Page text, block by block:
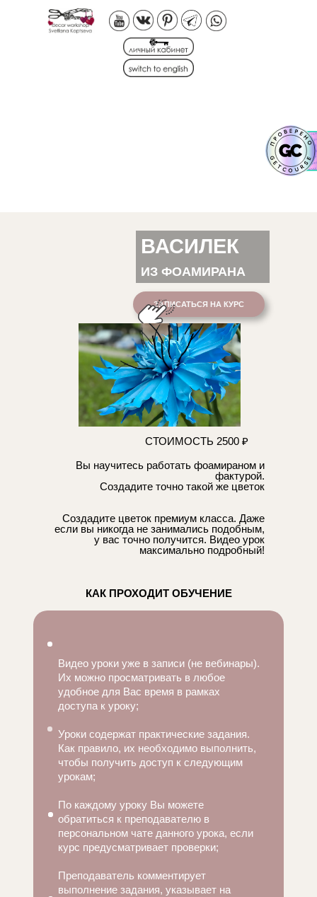
Вы научитесь работать фоамираном и
фактурой.
Создадите точно такой же цветок
Создадите цветок премиум класса. Даже
если вы никогда не занимались подобным,
у вас точно получится. Видео урок
максимально подробный!
ЗАПИСАТЬСЯ НА КУРС
СТОИМОСТЬ 2500 ₽
ВАСИЛЕК
ИЗ ФОАМИРАНА
КАК ПРОХОДИТ ОБУЧЕНИЕ
Видео уроки уже в записи (не вебинары).
Их можно просматривать в любое
удобное для Вас время в рамках
доступа к уроку;
Уроки содержат практические задания.
Как правило, их необходимо выполнить,
чтобы получить доступ к следующим
урокам;
По каждому уроку Вы можете
обратиться к преподавателю в
персональном чате данного урока, если
курс предусматривает проверки;
Преподаватель комментирует
выполнение задания, указывает на